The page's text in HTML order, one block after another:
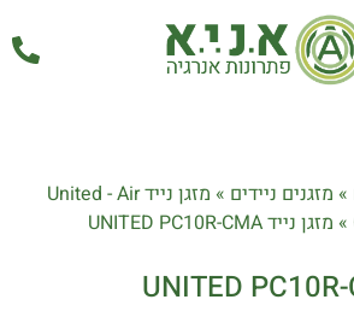
» מזגנים ניידים »
מזגן נייד United - Air
» מזגן נייד UNITED PC10R-CMA